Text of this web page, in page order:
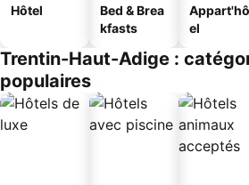
Hôtel
Bed & Brea
kfasts
el
Trentin-Haut-Adige :
populaires